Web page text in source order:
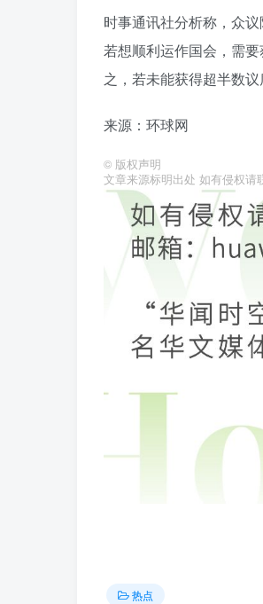
时事通讯社分析称，众
若想顺利运作国会，需
之，若未能获得超半数
来源：环球网
© 版权声明
文章来源标明出处 如有侵权请
热点